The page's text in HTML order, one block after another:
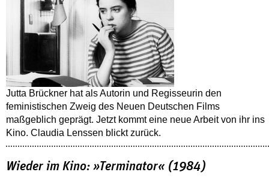
Jutta Brückner hat als Autorin und Regisseurin den
feministischen Zweig des Neuen Deutschen Films
maßgeblich geprägt. Jetzt kommt eine neue Arbeit von ihr ins
Kino. Claudia Lenssen blickt zurück.
Wieder im Kino: »Terminator« (1984)